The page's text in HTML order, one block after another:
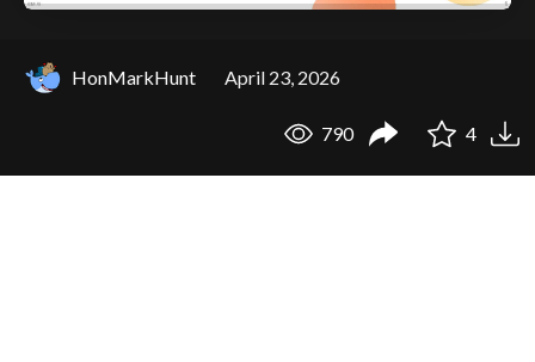
HonMarkHunt April 23, 2026
790 4